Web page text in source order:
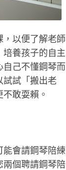
，以便了解老師
培養孩子的自主
自己不懂鋼琴而
試試「搬出老
敢耍賴。
能會請鋼琴陪練
兩個聘請鋼琴陪